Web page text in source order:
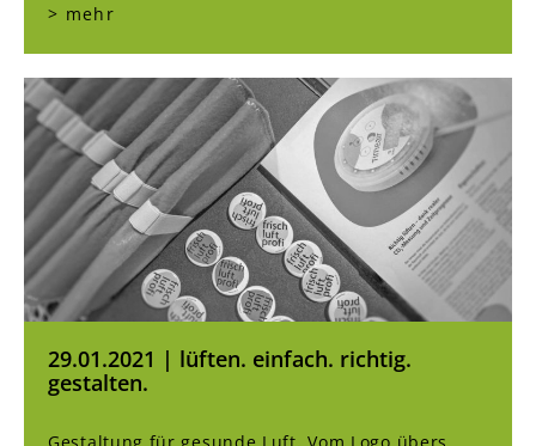
> mehr
29.01.2021 | lüften. einfach. richtig.
gestalten.
Gestaltung für gesunde Luft. Vom Logo übers